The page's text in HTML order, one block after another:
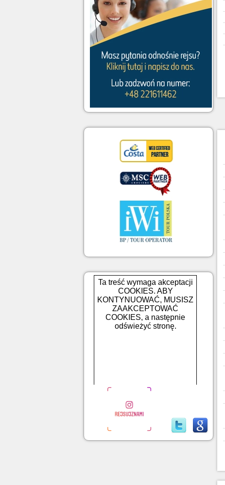
Ta treść wymaga akceptacji
COOKIES. ABY
KONTYNUOWAĆ, MUSISZ
ZAAKCEPTOWAĆ
COOKIES, a następnie
odświeżyć stronę.